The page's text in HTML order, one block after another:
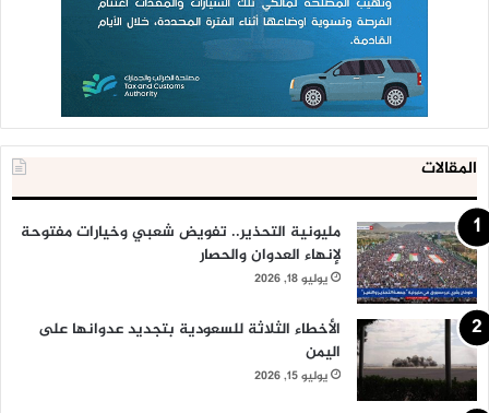
المقالات
مليونية التحذير.. تفويض شعبي وخيارات مفتوحة
لإنهاء العدوان والحصار
يوليو 18, 2026
الأخطاء الثلاثة للسعودية بتجديد عدوانها على
اليمن
يوليو 15, 2026